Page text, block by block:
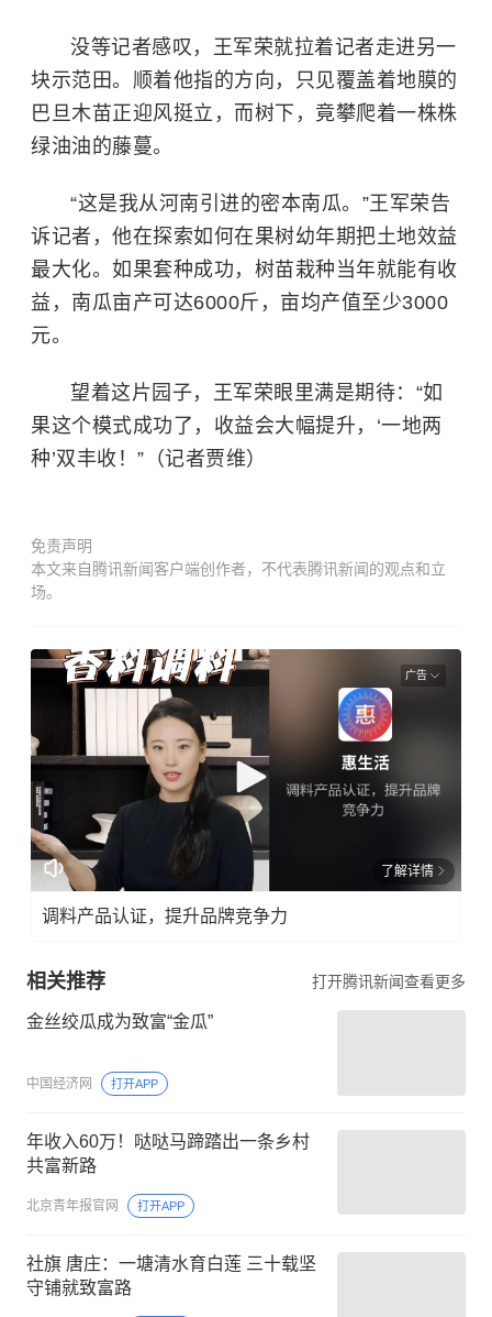
没等记者感叹，王军荣就拉着记者走进另一
块示范田。顺着他指的方向，只见覆盖着地膜的
巴旦木苗正迎风挺立，而树下，竟攀爬着一株株
绿油油的藤蔓。
“这是我从河南引进的密本南瓜。”王军荣告
诉记者，他在探索如何在果树幼年期把土地效益
最大化。如果套种成功，树苗栽种当年就能有收
益，南瓜亩产可达6000斤，亩均产值至少3000
元。
望着这片园子，王军荣眼里满是期待：“如
果这个模式成功了，收益会大幅提升，‘一地两
种’双丰收！”（记者贾维）
免责声明
本文来自腾讯新闻客户端创作者，不代表腾讯新闻的观点和立
场。
广告
了解详情
调料产品认证，提升品牌竞争力
相关推荐 打开腾讯新闻查看更多
金丝绞瓜成为致富“金瓜”
中国经济网 打开APP
年收入60万！哒哒马蹄踏出一条乡村
共富新路
北京青年报官网 打开APP
社旗 唐庄：一塘清水育白莲 三十载坚
守铺就致富路